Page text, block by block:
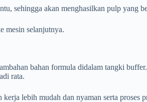
sehingga akan menghasilkan pulp yang
mesin selanjutnya.
bahan formula didalam tangki
rata.
lebih mudah dan nyaman serta proses